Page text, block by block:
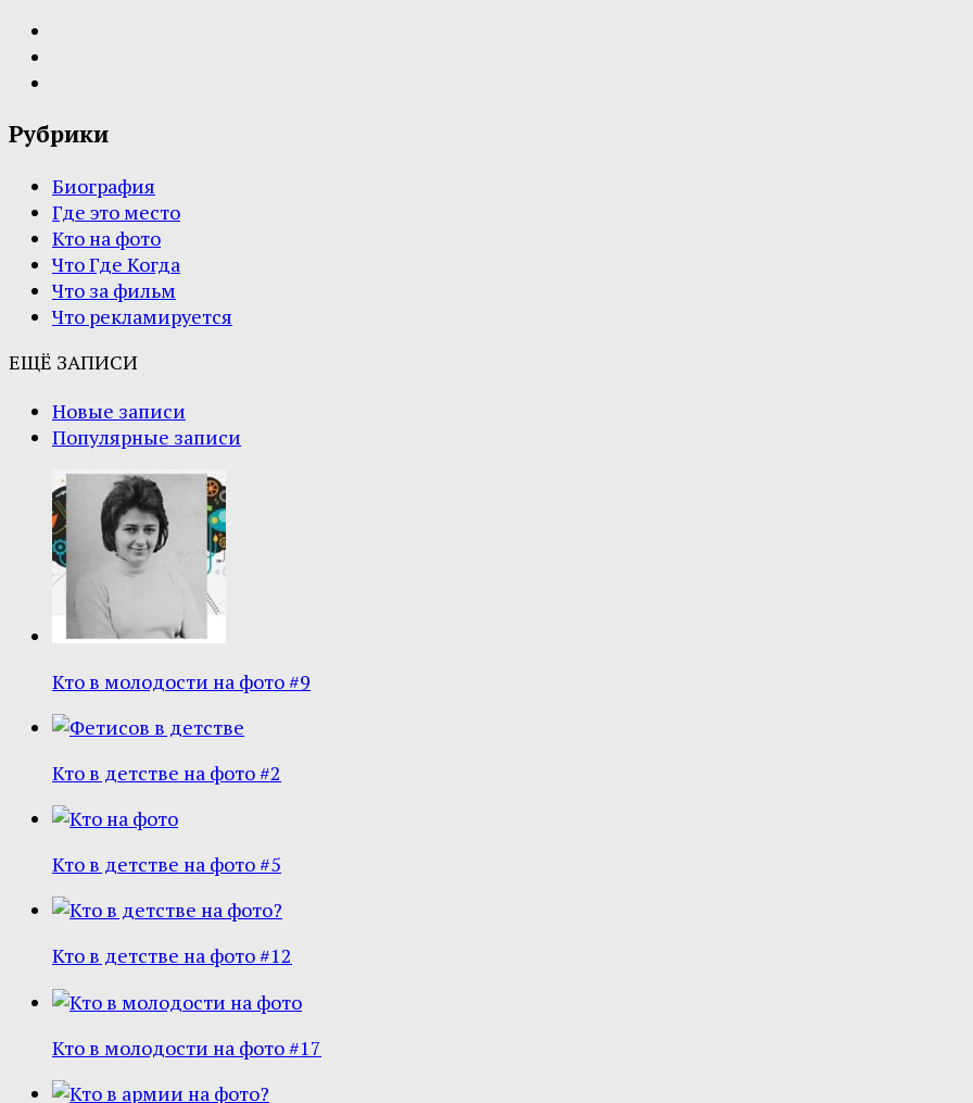
Рубрики
Биография
Где это место
Кто на фото
Что Где Когда
Что за фильм
Что рекламируется
ЕЩЁ ЗАПИСИ
Новые записи
Популярные записи
Кто в молодости на фото #9
Кто в детстве на фото #2
Кто в детстве на фото #5
Кто в детстве на фото #12
Кто в молодости на фото #17